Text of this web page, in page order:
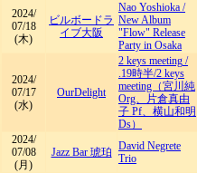
2024/
07/18
(木)
ビルボードラ
イブ大阪
Nao Yoshioka /
New Album
"Flow" Release
Party in Osaka
2024/
07/17
(水)
OurDelight
2 keys meeting /
.19時半/2 keys
meeting（宮川純
Org、片倉真由
子 Pf、横山和明
Ds）
2024/
07/08
(月)
Jazz Bar 琥珀 David Negrete
Trio